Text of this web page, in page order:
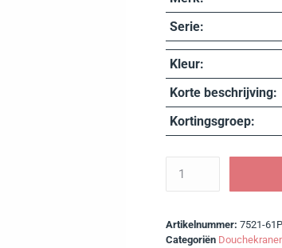
Serie:
Kleur:
Korte beschrijving:
Kortingsgroep:
Artikelnummer: 7521-61P
Categoriën